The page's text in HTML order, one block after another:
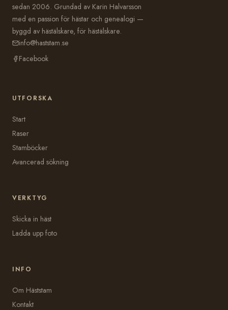
sedan 2006. Grundad av Karin Halvarsson
med en passion för hästar och genealogi —
byggd av hästälskare, för hästälskare.
info@haststam.se
Facebook
UTFORSKA
Start
Raser
Stamböcker
Avancerad sökning
VERKTYG
Skicka in häst
Ladda upp foto
INFO
Om Häststam
Kontakt